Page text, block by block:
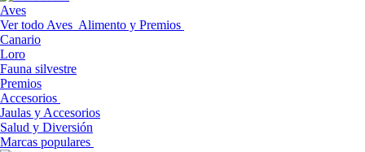
Aves
Ver todo Aves Alimento y Premios
Canario
Loro
Fauna silvestre
Premios
Accesorios
Jaulas y Accesorios
Salud y Diversión
Marcas populares